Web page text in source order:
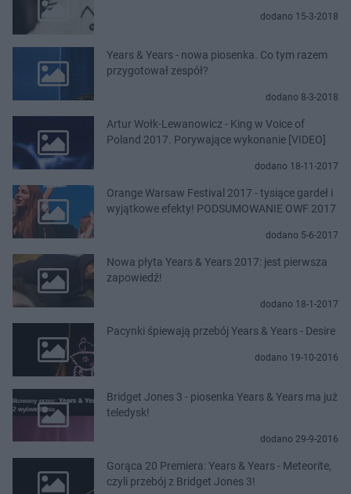
dodano 15-3-2018
Years & Years - nowa piosenka. Co tym razem
przygotował zespół?
dodano 8-3-2018
Artur Wołk-Lewanowicz - King w Voice of
Poland 2017. Porywające wykonanie [VIDEO]
dodano 18-11-2017
Orange Warsaw Festival 2017 - tysiące gardeł i
wyjątkowe efekty! PODSUMOWANIE OWF 2017
dodano 5-6-2017
Nowa płyta Years & Years 2017: jest pierwsza
zapowiedź!
dodano 18-1-2017
Pacynki śpiewają przebój Years & Years - Desire
dodano 19-10-2016
Bridget Jones 3 - piosenka Years & Years ma już
teledysk!
dodano 29-9-2016
Gorąca 20 Premiera: Years & Years - Meteorite,
czyli przebój z Bridget Jones 3!